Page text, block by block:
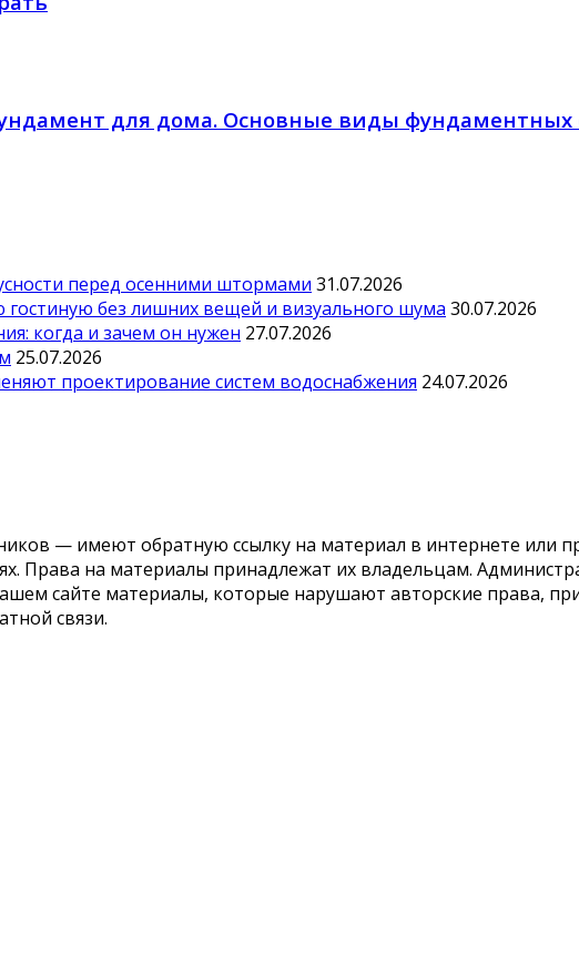
для дома. Основные виды фундаментных
перед осенними штормами 31.07.2026
без лишних вещей и визуального шума 30.07.2026
когда и зачем он нужен 27.07.2026
25.07.2026
проектирование систем водоснабжения 24.07.2026
— имеют обратную ссылку на материал в интернете или
Права на материалы принадлежат их владельцам.
сайте материалы, которые нарушают авторские права,
связи.